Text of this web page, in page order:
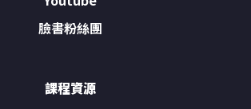
臉書粉絲團
課程資源